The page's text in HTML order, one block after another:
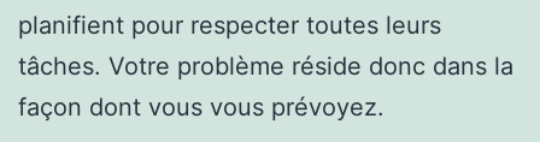
planifient pour respecter toutes leurs
tâches. Votre problème réside donc dans la
façon dont vous vous prévoyez.